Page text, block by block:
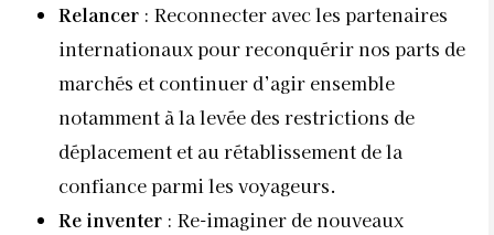
Relancer : Reconnecter avec les partenaires
internationaux pour reconquérir nos parts de
marchés et continuer d’agir ensemble
notamment à la levée des restrictions de
déplacement et au rétablissement de la
confiance parmi les voyageurs.
Re inventer : Re-imaginer de nouveaux